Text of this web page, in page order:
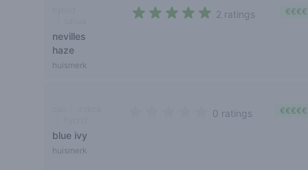
nevilles
haze
huismerk
2 ratings €€€€
blue ivy
huismerk
0 ratings €€€€€